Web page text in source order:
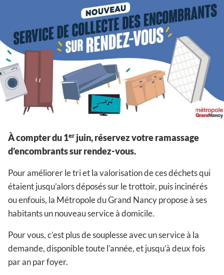
À compter du 1erjuin, réservez votre ramassage
d’encombrants sur rendez-vous.
Pour améliorer le tri et la valorisation de ces déchets qui
étaient jusqu’alors déposés sur le trottoir, puis incinérés
ou enfouis, la Métropole du Grand Nancy propose à ses
habitants un nouveau service à domicile.
Pour vous, c’est plus de souplesse avec un service à la
demande, disponible toute l’année, et jusqu’à deux fois
par an par foyer.